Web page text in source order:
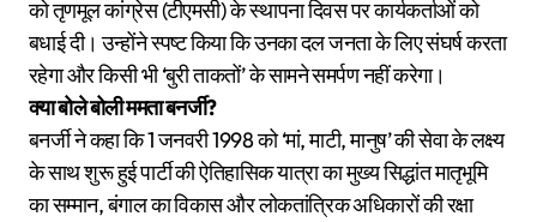
को तृणमूल कांग्रेस (टीएमसी) के स्थापना दिवस पर कार्यकर्ताओं को
बधाई दी। उन्होंने स्पष्ट किया कि उनका दल जनता के लिए संघर्ष करता
रहेगा और किसी भी ‘बुरी ताकतों’ के सामने समर्पण नहीं करेगा।
क्या बोले बोली ममता बनर्जी?
बनर्जी ने कहा कि 1 जनवरी 1998 को ‘मां, माटी, मानुष’ की सेवा के लक्ष्य
के साथ शुरू हुई पार्टी की ऐतिहासिक यात्रा का मुख्य सिद्धांत मातृभूमि
का सम्मान, बंगाल का विकास और लोकतांत्रिक अधिकारों की रक्षा